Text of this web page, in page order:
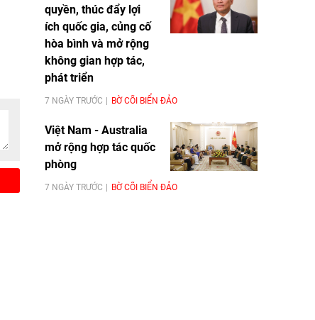
quyền, thúc đẩy lợi
ích quốc gia, củng cố
hòa bình và mở rộng
không gian hợp tác,
phát triển
7 NGÀY TRƯỚC BỜ CÕI BIỂN ĐẢO
Việt Nam - Australia
mở rộng hợp tác quốc
phòng
7 NGÀY TRƯỚC BỜ CÕI BIỂN ĐẢO